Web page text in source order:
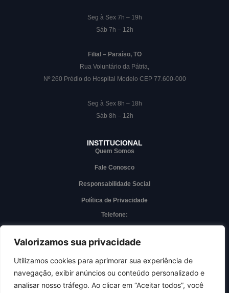
Valorizamos sua privacidade
Utilizamos cookies para aprimorar sua experiência de
navegação, exibir anúncios ou conteúdo personalizado e
analisar nosso tráfego. Ao clicar em “Aceitar todos”, você
Seg à Sex 7h – 19h
Sáb 7h – 12h
Filial – Paraíso, TO
Rua Voluntário da Pátria,
Nº 260 Prédio do Hospital Modelo CEP 77.600-000
Seg à Sex 8h – 18h
Sáb 8h – 12h
INSTITUCIONAL
Quem Somos
Fale Conosco
Responsabilidade Social
Política de Privacidade
Telefone:
Whatsapp
Acesso interno